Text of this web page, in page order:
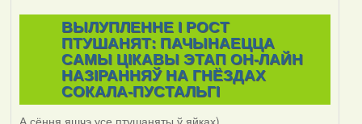
ВЫЛУПЛЕННЕ I РОСТ
ПТУШАНЯТ: ПАЧЫНАЕЦЦА
САМЫ ЦІКАВЫ ЭТАП ОН-ЛАЙН
НАЗІРАННЯЎ НА ГНЁЗДАХ
СОКАЛА-ПУСТАЛЬГІ